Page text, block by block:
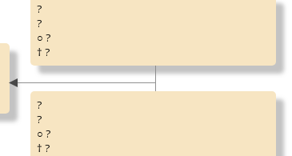
?
?
○ ?
† ?
?
?
○ ?
† ?